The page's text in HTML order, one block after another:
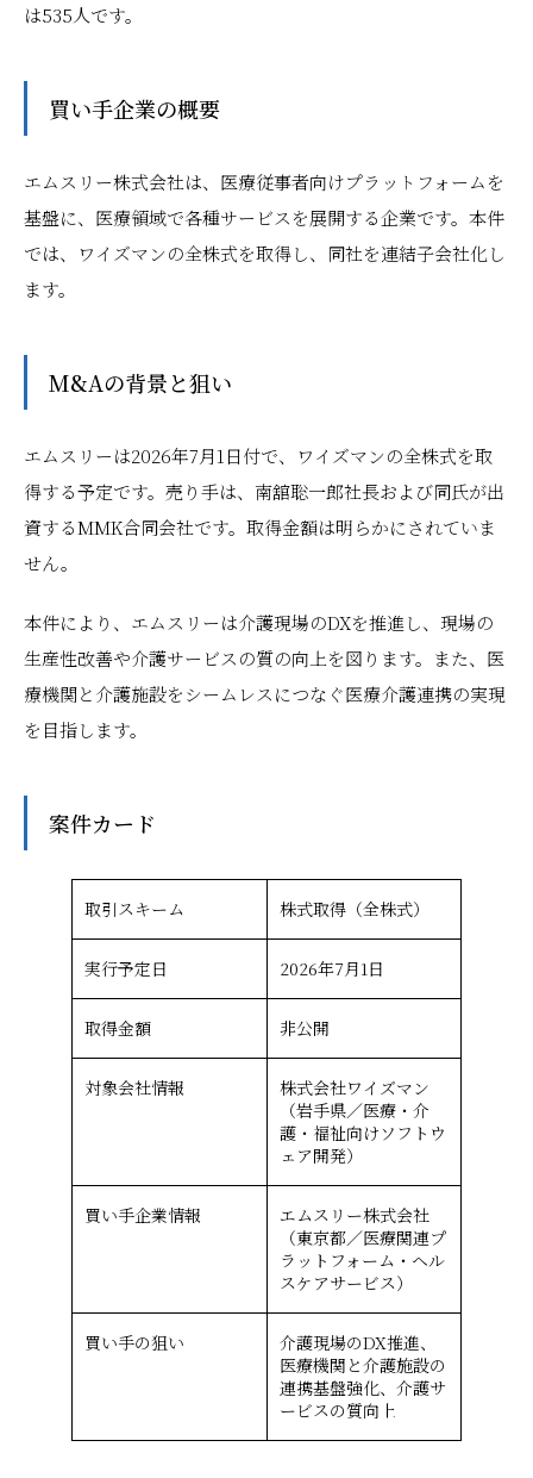
は535人です。
買い手企業の概要
エムスリー株式会社は、医療従事者向けプラットフォームを
基盤に、医療領域で各種サービスを展開する企業です。本件
では、ワイズマンの全株式を取得し、同社を連結子会社化し
ます。
M&Aの背景と狙い
エムスリーは2026年7月1日付で、ワイズマンの全株式を取
得する予定です。売り手は、南舘聡一郎社長および同氏が出
資するMMK合同会社です。取得金額は明らかにされていま
せん。
本件により、エムスリーは介護現場のDXを推進し、現場の
生産性改善や介護サービスの質の向上を図ります。また、医
療機関と介護施設をシームレスにつなぐ医療介護連携の実現
を目指します。
案件カード
取引スキーム 株式取得（全株式）
実行予定日 2026年7月1日
取得金額 非公開
対象会社情報
株式会社ワイズマン
（岩手県／医療・介
護・福祉向けソフトウ
ェア開発）
買い手企業情報
エムスリー株式会社
（東京都／医療関連プ
ラットフォーム・ヘル
スケアサービス）
買い手の狙い
介護現場のDX推進、
医療機関と介護施設の
連携基盤強化、介護サ
ービスの質向上